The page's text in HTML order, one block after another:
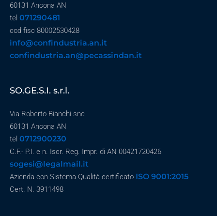
60131 Ancona AN
tel 071290481
cod fisc 80002530428
info@confindustria.an.it
confindustria.an@pecassindan.it
SO.GE.S.I. s.r.l.
Via Roberto Bianchi snc
60131 Ancona AN
tel 0712900230
C.F.- P.I. e n. Iscr. Reg. Impr. di AN 00421720426
sogesi@legalmail.it
Azienda con Sistema Qualità certificato ISO 9001:2015
Cert. N. 3911498